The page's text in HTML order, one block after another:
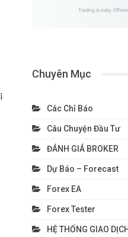
Chuyên Mục
Các Chỉ Báo
Câu Chuyện Đầu Tư
ĐÁNH GIÁ BROKER
Dự Báo – Forecast
Forex EA
Forex Tester
HỆ THỐNG GIAO DỊCH